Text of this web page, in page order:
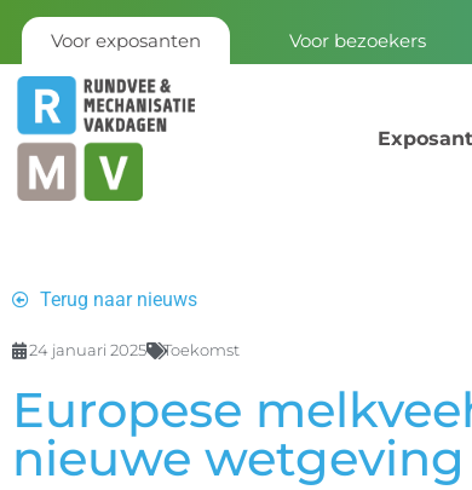
Voor exposanten Voor bezoekers
Terug naar nieuws
24 januari 2025 Toekomst
Europese
nieuwe wetgeving